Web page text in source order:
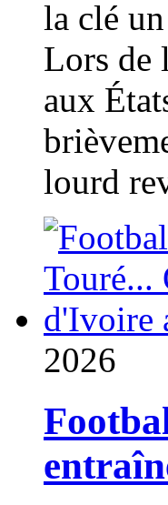
la clé
Lors de
aux
lourd
2026